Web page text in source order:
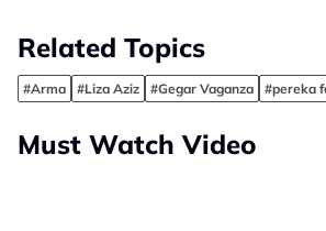
Related Topics
#Arma #Liza Aziz #Gegar Vaganza #pereka
Must Watch Video